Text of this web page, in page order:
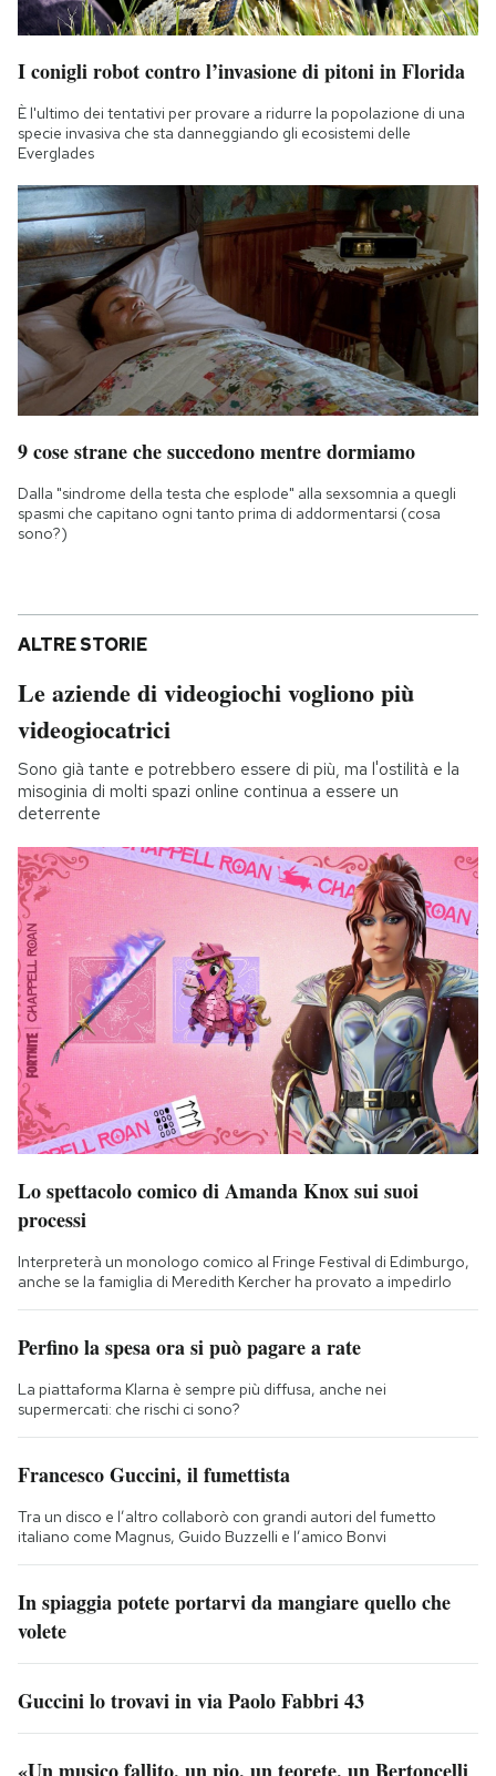
I conigli robot contro l’invasione di pitoni in Florida
È l'ultimo dei tentativi per provare a ridurre la popolazione di una
specie invasiva che sta danneggiando gli ecosistemi delle
Everglades
9 cose strane che succedono mentre dormiamo
Dalla "sindrome della testa che esplode" alla sexsomnia a quegli
spasmi che capitano ogni tanto prima di addormentarsi (cosa
sono?)
ALTRE STORIE
Le aziende di videogiochi vogliono più
videogiocatrici
Sono già tante e potrebbero essere di più, ma l'ostilità e la
misoginia di molti spazi online continua a essere un
deterrente
Lo spettacolo comico di Amanda Knox sui suoi
processi
Interpreterà un monologo comico al Fringe Festival di Edimburgo,
anche se la famiglia di Meredith Kercher ha provato a impedirlo
Perfino la spesa ora si può pagare a rate
La piattaforma Klarna è sempre più diffusa, anche nei
supermercati: che rischi ci sono?
Francesco Guccini, il fumettista
Tra un disco e l’altro collaborò con grandi autori del fumetto
italiano come Magnus, Guido Buzzelli e l’amico Bonvi
In spiaggia potete portarvi da mangiare quello che
volete
Guccini lo trovavi in via Paolo Fabbri 43